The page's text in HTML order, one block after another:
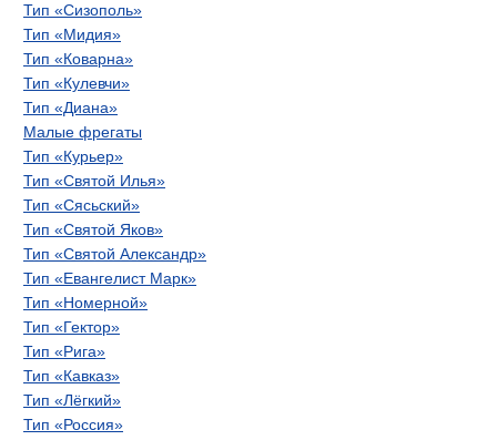
Тип «Сизополь»
Тип «Мидия»
Тип «Коварна»
Тип «Кулевчи»
Тип «Диана»
Малые фрегаты
Тип «Курьер»
Тип «Святой Илья»
Тип «Сясьский»
Тип «Святой Яков»
Тип «Святой Александр»
Тип «Евангелист Марк»
Тип «Номерной»
Тип «Гектор»
Тип «Рига»
Тип «Кавказ»
Тип «Лёгкий»
Тип «Россия»